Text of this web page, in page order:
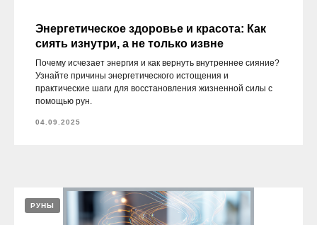
Энергетическое здоровье и красота: Как
сиять изнутри, а не только извне
Почему исчезает энергия и как вернуть внутреннее сияние?
Узнайте причины энергетического истощения и
практические шаги для восстановления жизненной силы с
помощью рун.
04.09.2025
РУНЫ